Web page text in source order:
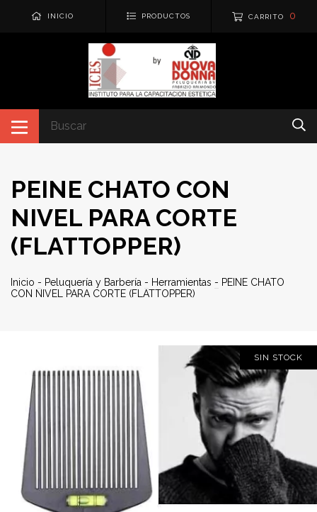
INICIO PRODUCTOS CARRITO 0
PEINE CHATO CON
NIVEL PARA CORTE
(FLATTOPPER)
Inicio - Peluquería y Barbería - Herramientas - PEINE CHATO
CON NIVEL PARA CORTE (FLATTOPPER)
SIN STOCK